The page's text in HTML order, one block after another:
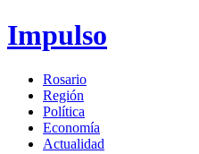
Impulso
Rosario
Región
Política
Economía
Actualidad